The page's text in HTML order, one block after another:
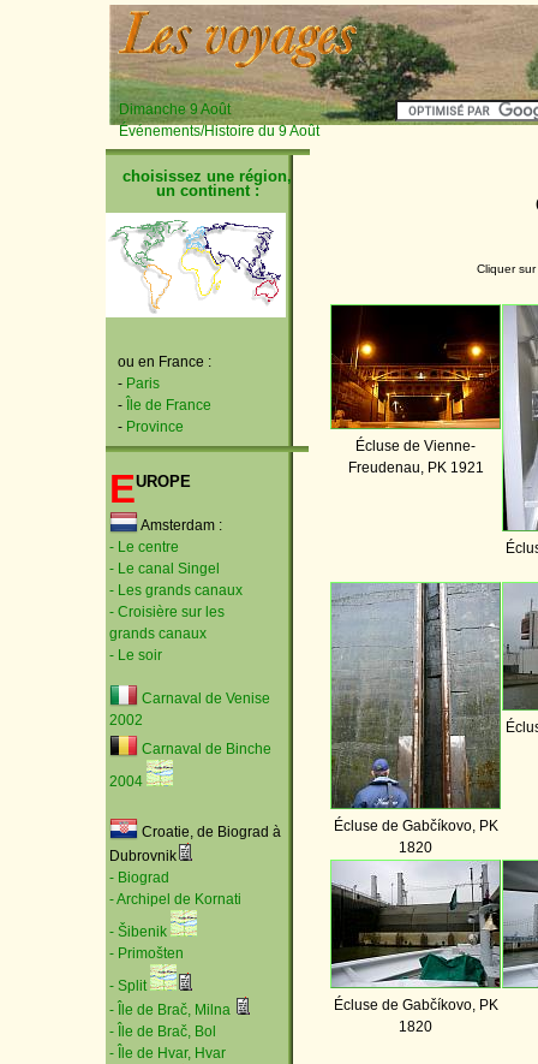
Dimanche 9 Août
Événements/Histoire du 9 Août
choisissez une région,
un continent :
ou en France :
- Paris
-
Île de France
- Province
Europe
Amsterdam :
- Le centre
- Le canal Singel
- Les grands canaux
- Croisière sur les
grands canaux
- Le soir
Carnaval de Venise
2002
Carnaval de Binche
2004
Croatie, de Biograd à
Dubrovnik
- Biograd
- Archipel de Kornati
- Šibenik
- Primošten
- Split
- Île de Brač, Milna
- Île de Brač, Bol
- Île de Hvar, Hvar
Cliquer
Écluse de Vienne-
Freudenau, PK 1921
Écluse de Gabčíkovo, PK
1820
Écluse de Gabčíkovo, PK
1820